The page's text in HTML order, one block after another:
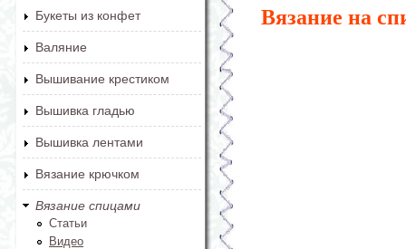
Букеты из конфет
Валяние
Вышивание крестиком
Вышивка гладью
Вышивка лентами
Вязание крючком
Вязание спицами
Статьи
Видео
Вязание на